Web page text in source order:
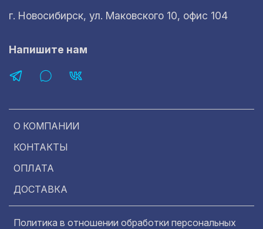
О КОМПАНИИ
КОНТАКТЫ
ОПЛАТА
ДОСТАВКА
Политика в отношении обработки персональных
г. Новосибирск, ул. Маковского 10, офис 104
Напишите нам